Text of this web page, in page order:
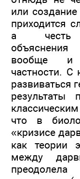
или
приходится
а честь
вообще и
частности. С
развиваться
результаты
что в
«кризисе
как теории
между
преодолела